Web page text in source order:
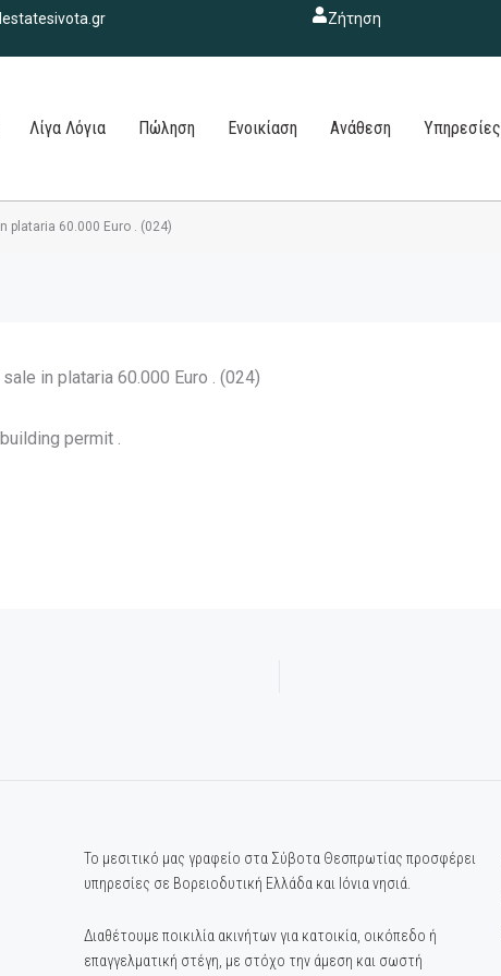
Ζήτηση
Λίγα Λόγια Πώληση Ενοικίαση Ανάθεση Υπηρεσίες
plataria 60.000 Euro . (024)
in plataria 60.000 Euro . (024)
permit .
Το μεσιτικό μας γραφείο στα Σύβοτα Θεσπρωτίας προσφέρει
υπηρεσίες σε Βορειοδυτική Ελλάδα και Ιόνια νησιά.
Διαθέτουμε ποικιλία ακινήτων για κατοικία, οικόπεδο ή
επαγγελματική στέγη, με στόχο την άμεση και σωστή